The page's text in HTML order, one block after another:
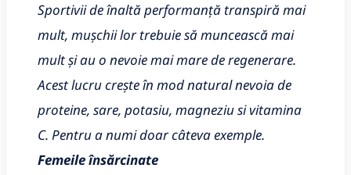
Sportivii de înaltă performanță transpiră mai
mult, mușchii lor trebuie să muncească mai
mult și au o nevoie mai mare de regenerare.
Acest lucru crește în mod natural nevoia de
proteine, sare, potasiu, magneziu si vitamina
C. Pentru a numi doar câteva exemple.
Femeile însărcinate